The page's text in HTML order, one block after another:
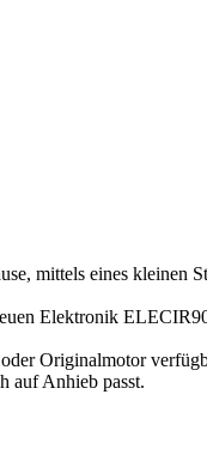
mittels eines kleinen
Elektronik
Originalmotor
auf Anhieb passt.